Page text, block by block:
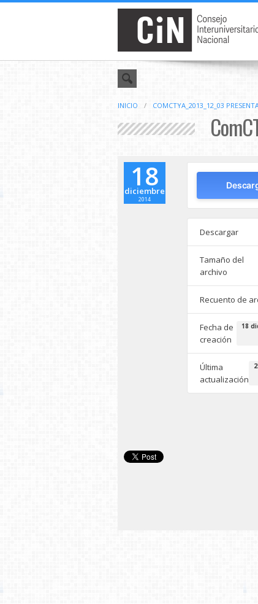
INICIO / COMCTYA_2013_12_03
18
diciembre
2014
Descargar
Tamaño del
archivo
Recuento de
Fecha de
creación
18
Última
actualización